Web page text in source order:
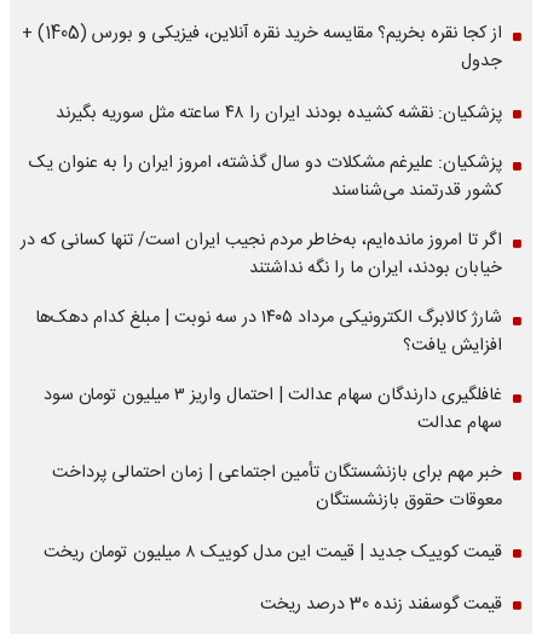
از کجا نقره بخریم؟ مقایسه خرید نقره آنلاین، فیزیکی و بورس (1405) +
جدول
پزشکیان: نقشه کشیده بودند ایران را ۴۸ ساعته مثل سوریه بگیرند
پزشکیان: علیرغم مشکلات دو سال گذشته، امروز ایران را به عنوان یک
کشور قدرتمند می‌شناسند
اگر تا امروز مانده‌ایم، به‌خاطر مردم نجیب ایران است/ تنها کسانی که در
خیابان بودند، ایران ما را نگه نداشتند
شارژ کالابرگ الکترونیکی مرداد ۱۴۰۵ در سه نوبت | مبلغ کدام دهک‌ها
افزایش یافت؟
غافلگیری دارندگان سهام عدالت | احتمال واریز ۳ میلیون تومان سود
سهام عدالت
خبر مهم برای بازنشستگان تأمین اجتماعی | زمان احتمالی پرداخت
معوقات حقوق بازنشستگان
قیمت کوییک جدید | قیمت این مدل کوییک ۸ میلیون تومان ریخت
قیمت گوسفند زنده 30 درصد ریخت